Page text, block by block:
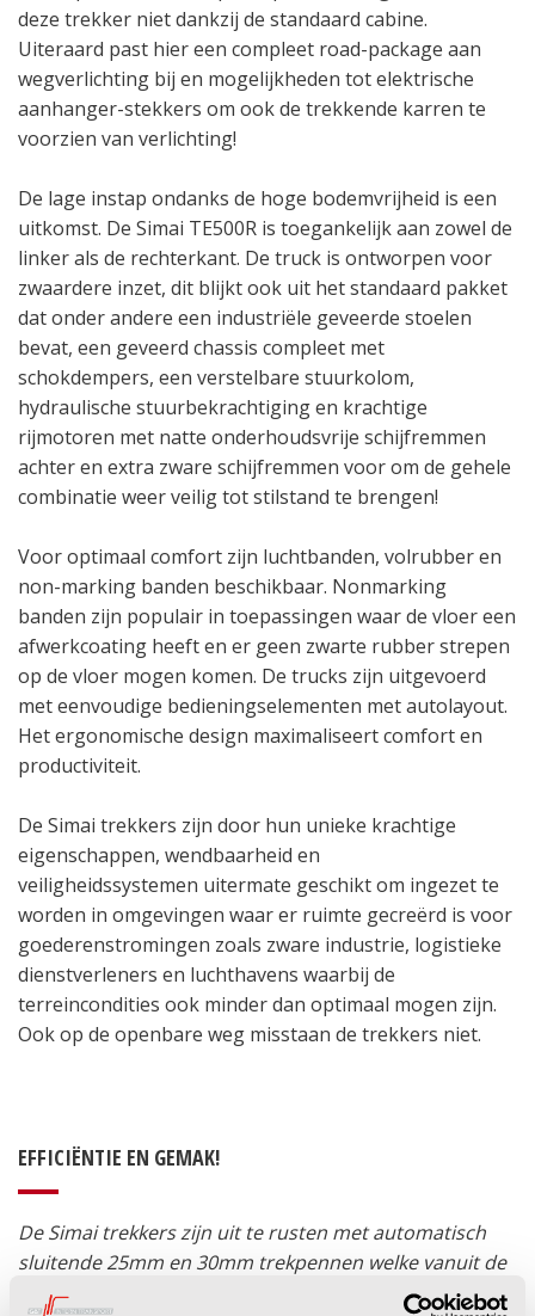
deze trekker niet dankzij de standaard cabine.
Uiteraard past hier een compleet road-package aan
wegverlichting bij en mogelijkheden tot elektrische
aanhanger-stekkers om ook de trekkende karren te
voorzien van verlichting!
De lage instap ondanks de hoge bodemvrijheid is een
uitkomst. De Simai TE500R is toegankelijk aan zowel de
linker als de rechterkant. De truck is ontworpen voor
zwaardere inzet, dit blijkt ook uit het standaard pakket
dat onder andere een industriële geveerde stoelen
bevat, een geveerd chassis compleet met
schokdempers, een verstelbare stuurkolom,
hydraulische stuurbekrachtiging en krachtige
rijmotoren met natte onderhoudsvrije schijfremmen
achter en extra zware schijfremmen voor om de gehele
combinatie weer veilig tot stilstand te brengen!
Voor optimaal comfort zijn luchtbanden, volrubber en
non-marking banden beschikbaar. Nonmarking
banden zijn populair in toepassingen waar de vloer een
afwerkcoating heeft en er geen zwarte rubber strepen
op de vloer mogen komen. De trucks zijn uitgevoerd
met eenvoudige bedieningselementen met autolayout.
Het ergonomische design maximaliseert comfort en
productiviteit.
De Simai trekkers zijn door hun unieke krachtige
eigenschappen, wendbaarheid en
veiligheidssystemen uitermate geschikt om ingezet te
worden in omgevingen waar er ruimte gecreërd is voor
goederenstromingen zoals zware industrie, logistieke
dienstverleners en luchthavens waarbij de
terreincondities ook minder dan optimaal mogen zijn.
Ook op de openbare weg misstaan de trekkers niet.
EFFICIËNTIE EN GEMAK!
De Simai trekkers zijn uit te rusten met automatisch
sluitende 25mm en 30mm trekpennen welke vanuit de
cabine te openen zijn. Door naar achteren te rijden